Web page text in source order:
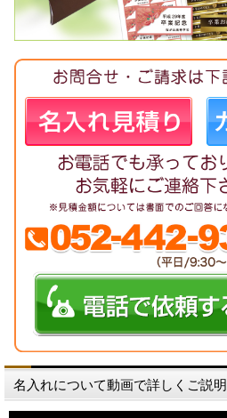
名入れについて動画で詳しくご説明